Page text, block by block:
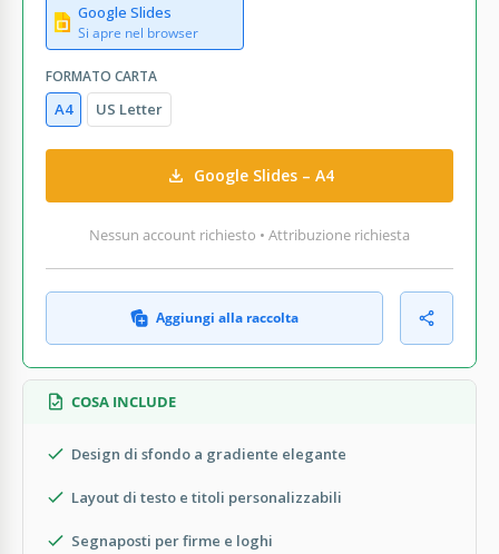
Google Slides
Si apre nel browser
FORMATO CARTA
A4 US Letter
Google Slides – A4
Nessun account richiesto • Attribuzione richiesta
Aggiungi alla raccolta
COSA INCLUDE
Design di sfondo a gradiente elegante
Layout di testo e titoli personalizzabili
Segnaposti per firme e loghi